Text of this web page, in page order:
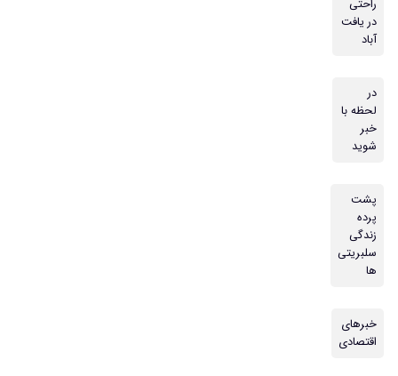
راحتی
در یافت
آباد
در
لحظه با
خبر
شوید
پشت
پرده
زندگی
سلبریتی
ها
خبرهای
اقتصادی